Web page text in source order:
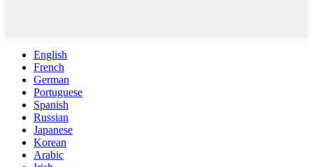
English
French
German
Portuguese
Spanish
Russian
Japanese
Korean
Arabic